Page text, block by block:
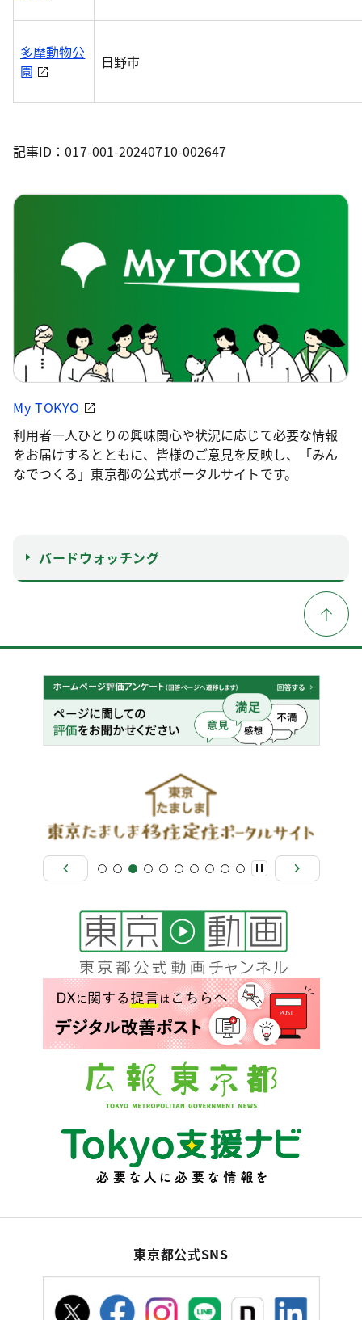
多摩動物公
園
日野市
記事ID：017-001-20240710-002647
My TOKYO
利用者一人ひとりの興味関心や状況に応じて必要な情報
をお届けするとともに、皆様のご意見を反映し、「みん
なでつくる」東京都の公式ポータルサイトです。
バードウォッチング
東京都公式SNS